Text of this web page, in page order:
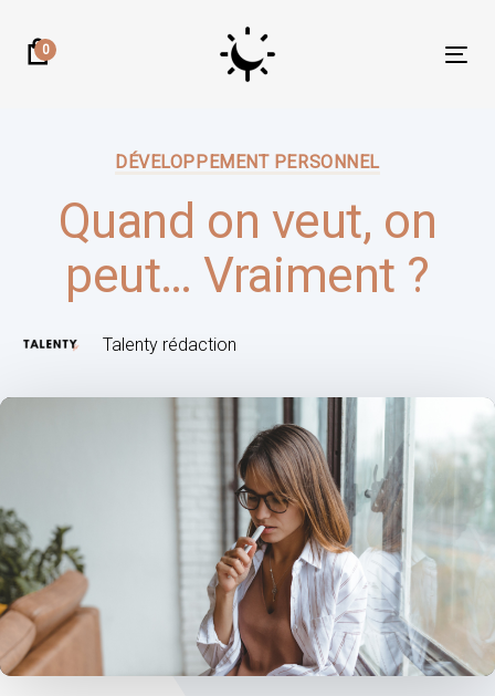
links
0
DÉVELOPPEMENT PERSONNEL
Quand on veut, on
peut… Vraiment ?
Talenty rédaction